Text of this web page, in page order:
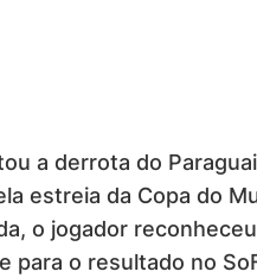
a derrota do
estreia da Copa do
o jogador
para o resultado no